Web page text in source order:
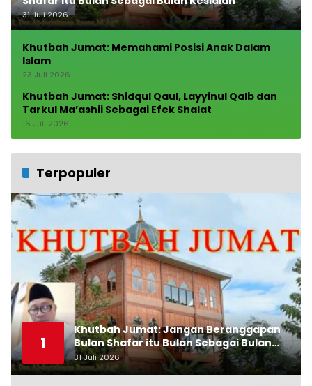
31 Juli 2026
Khutbah Jumat: Memahami Posisi Anak Dalam
Islam
23 Juli 2026
Khutbah Jumat: Shidqul Qaul, Layyinul Qalb dan
Tarkul Ma’ashii Sebagai Efek Shalat
16 Juli 2026
Terpopuler
1
Khutbah Jumat: Jangan Beranggapan
Bulan Shafar itu Bulan Sebagai Bulan
Kesialan
31 Juli 2026 0